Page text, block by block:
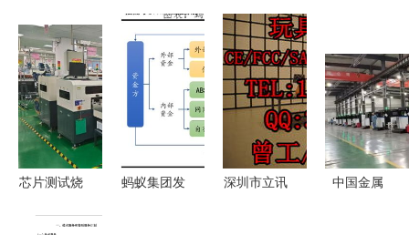
六部委联合
颁发，引领
技术服务新
标杆
售后服务的
全周期护航
擎，推动企
业高质量发
展与技术服
务再升级
网标杆项目
申报指南
技术服务的
机遇与挑战
芯片测试烧
蚂蚁集团发
深圳市立讯
中国金属